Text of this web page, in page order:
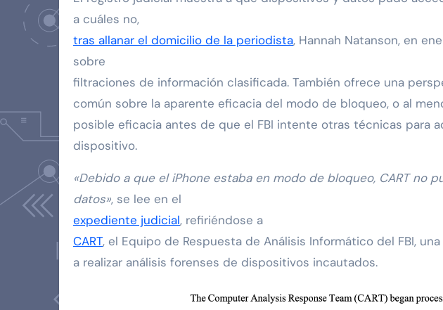
a cuáles no,
tras allanar el domicilio de la periodista, Hannah Natanson, en
sobre
filtraciones de información clasificada. También ofrece una
común sobre la aparente eficacia del modo de bloqueo, o al
posible eficacia antes de que el FBI intente otras técnicas para
dispositivo.
«Debido a que el iPhone estaba en modo de bloqueo, CART no
datos», se lee en el
expediente judicial, refiriéndose a
CART, el Equipo de Respuesta de Análisis Informático del FBI,
a realizar análisis forenses de dispositivos incautados.